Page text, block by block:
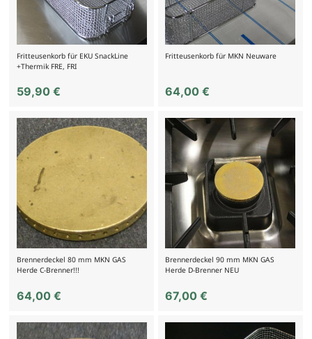
Fritteusenkorb für EKU SnackLine
+Thermik FRE, FRI
59,90 €
Fritteusenkorb für MKN Neuware
64,00€
Brennerdeckel 80 mm MKN GAS
Herde C-Brenner!!!
64,00 €
Brennerdeckel 90 mm MKN GAS
Herde D-Brenner NEU
67,00€